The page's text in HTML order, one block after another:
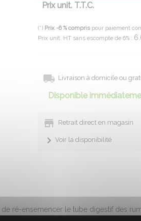
Prix unit. T.T.C.
(*) Prix -6 % compris pour paiement
Prix unit. HT sans escompte de 6% :
Livraison à domicile ou
Disponible
Retrait direct en magasin
Voir la disponibilité
ré-ensemencer le tube digestif des